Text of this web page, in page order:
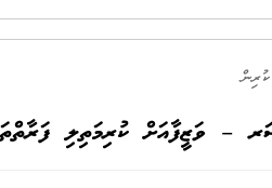
– ވަޒީފާއަށް ކުރިމަތިލި